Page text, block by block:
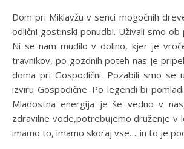
Dom pri Miklavžu v senci mogočnih
odlični gostinski ponudbi. Uživali smo
Ni se nam mudilo v dolino, kjer je
travnikov, po gozdnih poteh nas je
doma pri Gospodični. Pozabili smo se
izviru Gospodične. Po legendi bi
Mladostna energija je še vedno v
zdravilne vode,potrebujemo druženje v
imamo to, imamo skoraj vse…..in to je